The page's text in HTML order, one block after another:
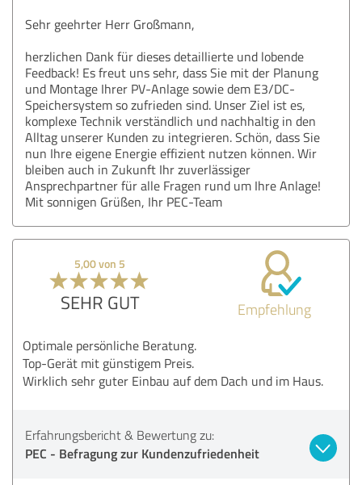
Sehr geehrter Herr Großmann,
herzlichen Dank für dieses detaillierte und lobende
Feedback! Es freut uns sehr, dass Sie mit der Planung
und Montage Ihrer PV-Anlage sowie dem E3/DC-
Speichersystem so zufrieden sind. Unser Ziel ist es,
komplexe Technik verständlich und nachhaltig in den
Alltag unserer Kunden zu integrieren. Schön, dass Sie
nun Ihre eigene Energie effizient nutzen können. Wir
bleiben auch in Zukunft Ihr zuverlässiger
Ansprechpartner für alle Fragen rund um Ihre Anlage!
Mit sonnigen Grüßen, Ihr PEC-Team
5,00 von 5
SEHR GUT Empfehlung
Optimale persönliche Beratung.
Top-Gerät mit günstigem Preis.
Wirklich sehr guter Einbau auf dem Dach und im Haus.
Erfahrungsbericht & Bewertung zu:
PEC - Befragung zur Kundenzufriedenheit